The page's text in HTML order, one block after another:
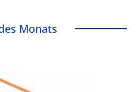
Monats